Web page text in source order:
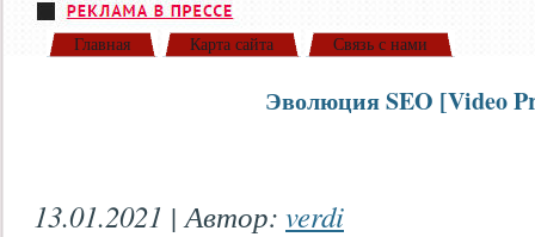
Главная Карта сайта Связь с нами
Эволюция SEO [Video
13.01.2021 | Автор: verdi